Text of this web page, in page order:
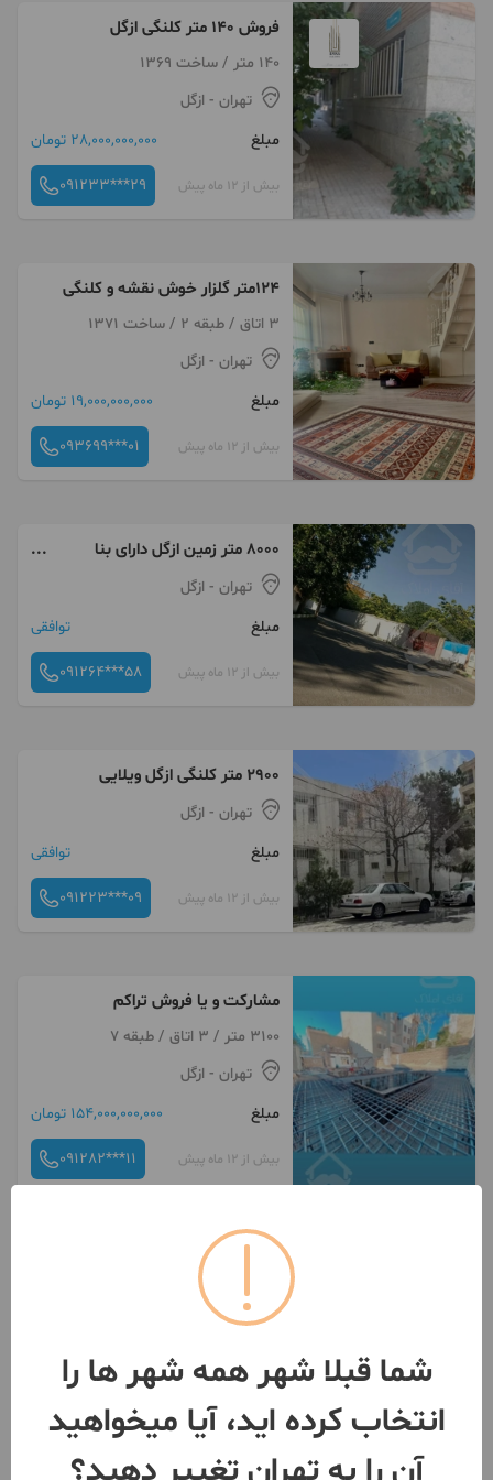
فروش 140 متر کلنگی ازگل
140 متر / ساخت 1369
تهران - ازگل
مبلغ
28,000,000,000 تومان
بیش از 12 ماه پیش 091233***29
۱۲۴متر گلزار خوش نقشه و کلنگی
3 اتاق / طبقه 2 / ساخت 1371
تهران - ازگل
مبلغ
19,000,000,000 تومان
بیش از 12 ماه پیش 093699***01
۸۰۰۰ متر زمین ازگل دارای بنا
کلنگیتهران - ازگل
مبلغ
توافقی
بیش از 12 ماه پیش 091264***58
۲۹۰۰ متر کلنگی ازگل ویلایی
تهران - ازگل
مبلغ
توافقی
بیش از 12 ماه پیش 091223***09
مشارکت و یا فروش تراکم
3100 متر / 3 اتاق / طبقه 7
تهران - ازگل
مبلغ
154,000,000,000 تومان
بیش از 12 ماه پیش 091282***11
شما قبلا شهر همه شهر ها را
انتخاب کرده اید، آیا میخواهید